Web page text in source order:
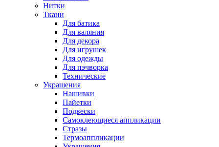
Нитки
Ткани
Для батика
Для валяния
Для декора
Для игрушек
Для одежды
Для пэчворка
Технические
Украшения
Нашивки
Пайетки
Подвески
Самоклеющиеся аппликации
Стразы
Термоаппликации